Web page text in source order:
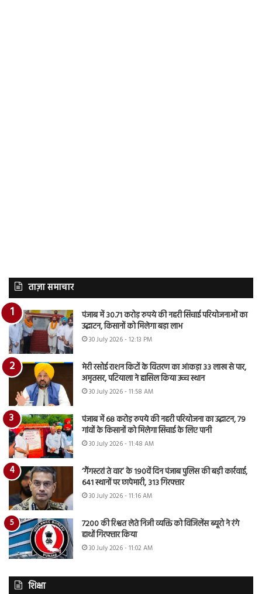
ताज़ा समाचार
पंजाब में 30.71 करोड़ रुपये की नहरी सिंचाई परियोजनाओं का
उद्घाटन, किसानों को मिलेगा बड़ा लाभ
30 July 2026 - 12:13 PM
मेरी रसोई राशन किटों के वितरण का आंकड़ा 33 लाख से पार,
अमृतसर, पटियाला ने हासिल किया उच्च स्थान
30 July 2026 - 11:58 AM
पंजाब में 68 करोड़ रुपये की नहरी परियोजना का उद्घाटन, 79
गांवों के किसानों को मिलेगा सिंचाई के लिए पानी
30 July 2026 - 11:48 AM
‘गैंगस्टरां ते वार’ के 190वें दिन पंजाब पुलिस की बड़ी कार्रवाई,
641 स्थानों पर छापेमारी, 313 गिरफ्तार
30 July 2026 - 11:16 AM
7200 की रिश्वत लेते निजी व्यक्ति को विजिलेंस ब्यूरो ने रंगे
हाथों गिरफ्तार किया
30 July 2026 - 11:02 AM
शिक्षा